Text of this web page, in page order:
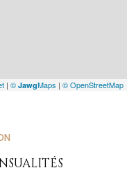
| © JawgMaps | © OpenStreetMap